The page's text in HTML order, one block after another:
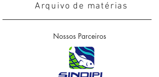
Arquivo de matérias
Nossos Parceiros